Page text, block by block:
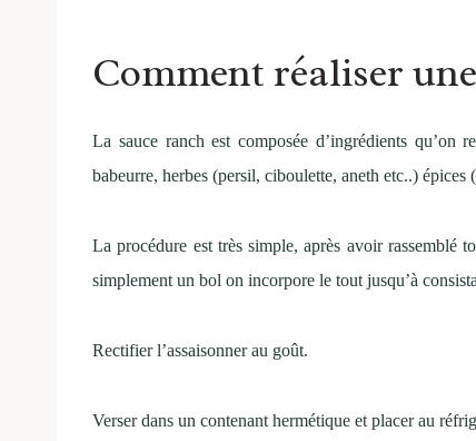
Comment réaliser
La sauce ranch est composée d’ingrédients qu’on
babeurre, herbes (persil, ciboulette, aneth etc..)
La procédure est très simple, après avoir rassemblé
simplement un bol on incorpore le tout jusqu’à
Rectifier l’assaisonner au goût.
Verser dans un contenant hermétique et placer au